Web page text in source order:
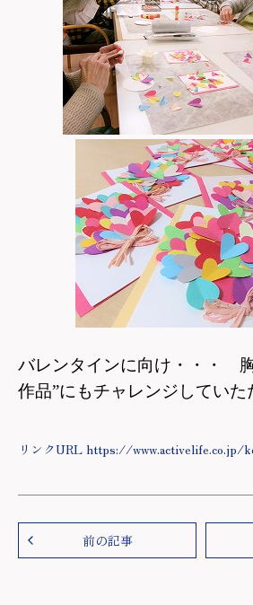
バレンタインに向け・・・
作品”にもチャレンジしていた
リンクURL https://www.activelife.co.jp/
前の記事